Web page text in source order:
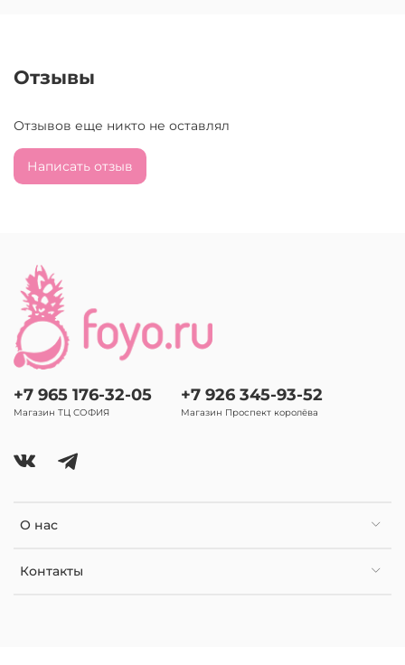
Отзывы
Отзывов еще никто не оставлял
Написать отзыв
О нас
Контакты
+7 965 176-32-05
Магазин ТЦ СОФИЯ
+7 926 345-93-52
Магазин Проспект королёва